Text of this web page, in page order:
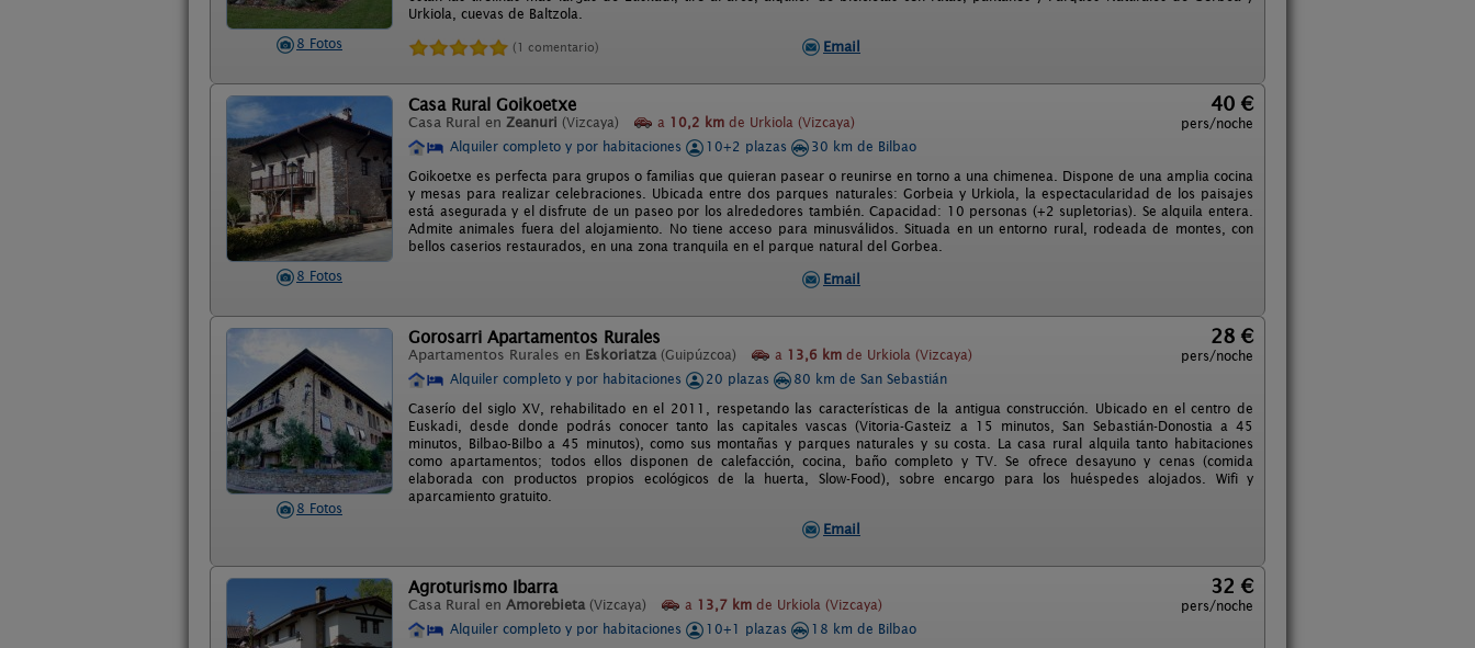
8 Fotos
Urkiola, cuevas de Baltzola.
(1 comentario) Email
8 Fotos
Casa Rural Goikoetxe
Casa Rural en Zeanuri (Vizcaya) a 10,2 km de Urkiola (Vizcaya)
40 €
pers/noche
Alquiler completo y por habitaciones
10+2 plazas
30 km de Bilbao
Goikoetxe es perfecta para grupos o familias que quieran pasear o reunirse en torno a una chimenea. Dispone de una amplia cocina
y mesas para realizar celebraciones. Ubicada entre dos parques naturales: Gorbeia y Urkiola, la espectacularidad de los paisajes
está asegurada y el disfrute de un paseo por los alrededores también. Capacidad: 10 personas (+2 supletorias). Se alquila entera.
Admite animales fuera del alojamiento. No tiene acceso para minusválidos. Situada en un entorno rural, rodeada de montes, con
bellos caserios restaurados, en una zona tranquila en el parque natural del Gorbea.
Email
8 Fotos
Gorosarri Apartamentos Rurales
Apartamentos Rurales en Eskoriatza (Guipúzcoa) a 13,6 km de Urkiola (Vizcaya)
28 €
pers/noche
Alquiler completo y por habitaciones
20 plazas
80 km de San Sebastián
Caserío del siglo XV, rehabilitado en el 2011, respetando las características de la antigua construcción. Ubicado en el centro de
Euskadi, desde donde podrás conocer tanto las capitales vascas (Vitoria-Gasteiz a 15 minutos, San Sebastián-Donostia a 45
minutos, Bilbao-Bilbo a 45 minutos), como sus montañas y parques naturales y su costa. La casa rural alquila tanto habitaciones
como apartamentos; todos ellos disponen de calefacción, cocina, baño completo y TV. Se ofrece desayuno y cenas (comida
elaborada con productos propios ecológicos de la huerta, Slow-Food), sobre encargo para los huéspedes alojados. Wifi y
aparcamiento gratuito.
Email
Agroturismo Ibarra
Casa Rural en Amorebieta (Vizcaya) a 13,7 km de Urkiola (Vizcaya)
32 €
pers/noche
Alquiler completo y por habitaciones
10+1 plazas
18 km de Bilbao